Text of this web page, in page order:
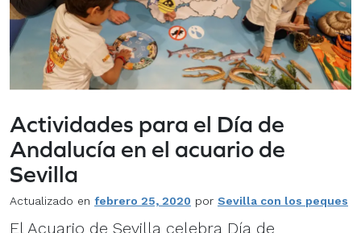
Actividades para el Día de
Andalucía en el acuario de
Sevilla
Actualizado en febrero 25, 2020 por Sevilla con los peques
El Acuario de Sevilla celebra Día de